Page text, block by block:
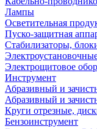
Лампы
Осветительная
Пуско-защитная
Стабилизаторы,
Электрощитовое
Инструмент
Абразивный и
Абразивный и
Круги отрезные,
Бензоинструмент